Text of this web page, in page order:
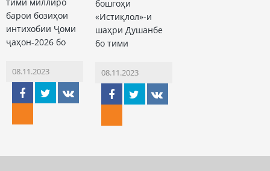
барои бозиҳои
интихобии Ҷоми
ҷаҳон-2026 бо
08.11.2023
бошгоҳи
«Истиқлол»-и
шаҳри Душанбе
бо тими
08.11.2023